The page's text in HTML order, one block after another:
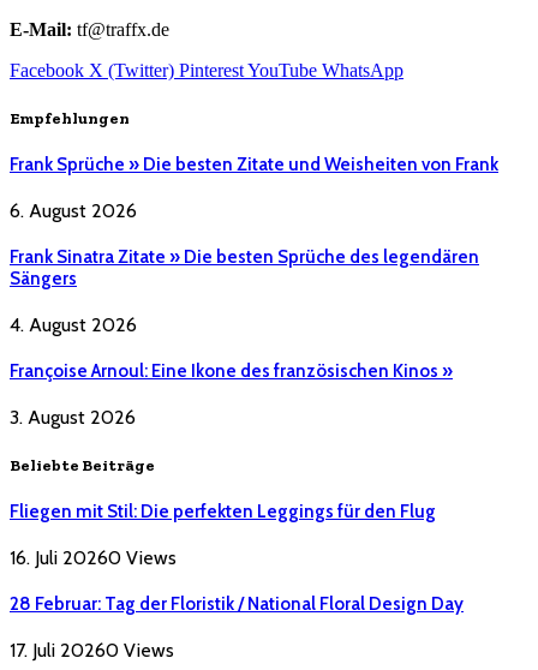
E-Mail: tf@traffx.de
Facebook X (Twitter) PinterestYouTube WhatsApp
Empfehlungen
Frank Sprüche » Die besten Zitate und Weisheiten von Frank
6. August 2026
Frank Sinatra Zitate » Die besten Sprüche des legendären
Sängers
4. August 2026
Françoise Arnoul: Eine Ikone des französischen Kinos »
3. August 2026
Beliebte Beiträge
Fliegen mit Stil: Die perfekten Leggings für den Flug
16. Juli 20260 Views
28 Februar: Tag der Floristik / National Floral Design Day
17. Juli 20260 Views